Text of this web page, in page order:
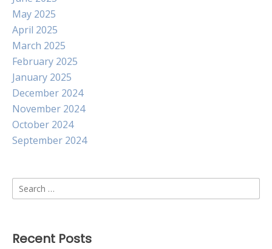
May 2025
April 2025
March 2025
February 2025
January 2025
December 2024
November 2024
October 2024
September 2024
Search
for:
Recent Posts